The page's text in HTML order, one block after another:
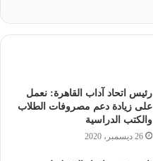
رئيس اتحاد آداب القاهرة: نعمل
على زيادة دعم مصروفات الطلاب
والكتب الدراسية
26 ديسمبر، 2020